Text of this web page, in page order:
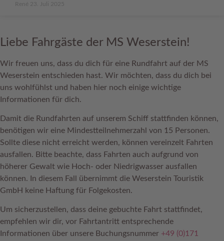
René 23. Juli 2025
Liebe Fahrgäste der MS Weserstein!
Wir freuen uns, dass du dich für eine Rundfahrt auf der MS
Weserstein entschieden hast. Wir möchten, dass du dich bei
uns wohlfühlst und haben hier noch einige wichtige
Informationen für dich.
Damit die Rundfahrten auf unserem Schiff stattfinden können,
benötigen wir eine Mindestteilnehmerzahl von 15 Personen.
Sollte diese nicht erreicht werden, können vereinzelt Fahrten
ausfallen. Bitte beachte, dass Fahrten auch aufgrund von
höherer Gewalt wie Hoch- oder Niedrigwasser ausfallen
können. In diesem Fall übernimmt die Weserstein Touristik
GmbH keine Haftung für Folgekosten.
Um sicherzustellen, dass deine gebuchte Fahrt stattfindet,
empfehlen wir dir, vor Fahrtantritt entsprechende
Informationen über unsere Buchungsnummer +49 (0)171